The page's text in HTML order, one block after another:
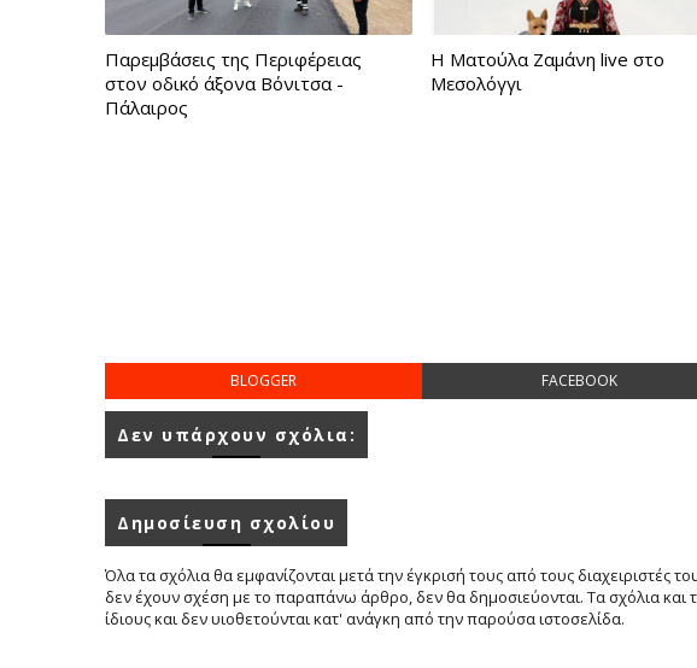
Παρεμβάσεις της Περιφέρειας
στον οδικό άξονα Βόνιτσα -
Πάλαιρος
Η Ματούλα Ζαμάνη live στο
Μεσολόγγι
BLOGGER FACEBOOK
Δεν υπάρχουν σχόλια:
Δημοσίευση σχολίου
Όλα τα σχόλια θα εμφανίζονται μετά την έγκρισή τους από τους διαχειριστές
δεν έχουν σχέση με το παραπάνω άρθρο, δεν θα δημοσιεύονται. Τα σχόλια
ίδιους και δεν υιοθετούνται κατ' ανάγκη από την παρούσα ιστοσελίδα.